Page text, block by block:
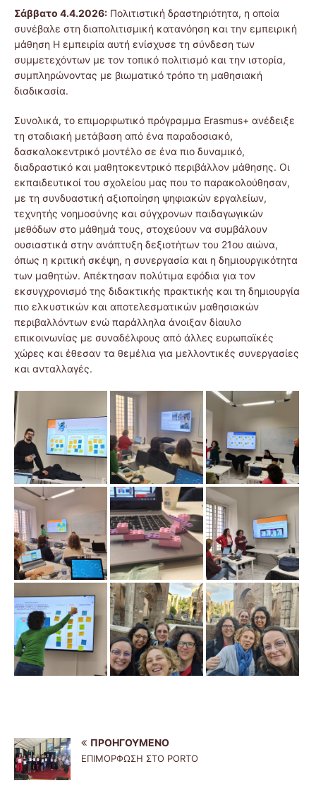
Σάββατο 4.4.2026: Πολιτιστική δραστηριότητα, η οποία
συνέβαλε στη διαπολιτισμική κατανόηση και την εμπειρική
μάθηση Η εμπειρία αυτή ενίσχυσε τη σύνδεση των
συμμετεχόντων με τον τοπικό πολιτισμό και την ιστορία,
συμπληρώνοντας με βιωματικό τρόπο τη μαθησιακή
διαδικασία.
Συνολικά, το επιμορφωτικό πρόγραμμα Erasmus+ ανέδειξε
τη σταδιακή μετάβαση από ένα παραδοσιακό,
δασκαλοκεντρικό μοντέλο σε ένα πιο δυναμικό,
διαδραστικό και μαθητοκεντρικό περιβάλλον μάθησης. Οι
εκπαιδευτικοί του σχολείου μας που το παρακολούθησαν,
με τη συνδυαστική αξιοποίηση ψηφιακών εργαλείων,
τεχνητής νοημοσύνης και σύγχρονων παιδαγωγικών
μεθόδων στο μάθημά τους, στοχεύουν να συμβάλουν
ουσιαστικά στην ανάπτυξη δεξιοτήτων του 21ου αιώνα,
όπως η κριτική σκέψη, η συνεργασία και η δημιουργικότητα
των μαθητών. Απέκτησαν πολύτιμα εφόδια για τον
εκσυγχρονισμό της διδακτικής πρακτικής και τη δημιουργία
πιο ελκυστικών και αποτελεσματικών μαθησιακών
περιβαλλόντων ενώ παράλληλα άνοιξαν δίαυλο
επικοινωνίας με συναδέλφους από άλλες ευρωπαϊκές
χώρες και έθεσαν τα θεμέλια για μελλοντικές συνεργασίες
και ανταλλαγές.
ΠΡΟΗΓΟΎΜΕΝΟ
ΕΠΙΜΟΡΦΩΣΗ ΣΤΟ PORTO